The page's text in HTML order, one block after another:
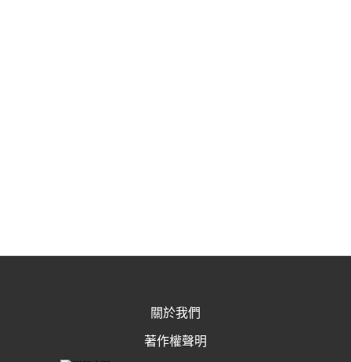
關於我們
著作權聲明